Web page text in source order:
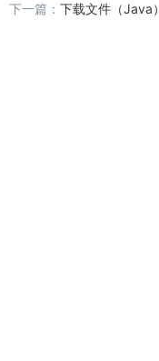
下一篇： 下载文件（Java）